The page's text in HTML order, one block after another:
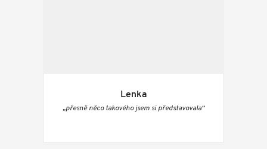
Lenka
„přesně něco takového jsem si představovala“